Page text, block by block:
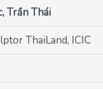
Trần Thái
ThaiLand, ICIC